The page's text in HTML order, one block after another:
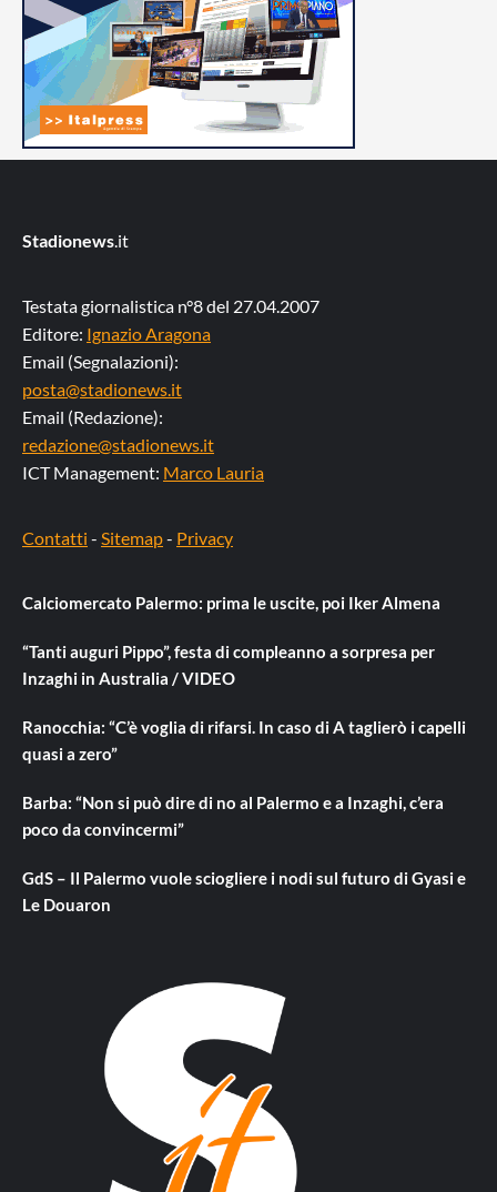
Stadionews .it
Testata giornalistica n°8 del 27.04.2007
Editore: Ignazio Aragona
Email (Segnalazioni):
posta@stadionews.it
Email (Redazione):
redazione@stadionews.it
ICT Management: Marco Lauria
Contatti - Sitemap- Privacy
Calciomercato Palermo: prima le uscite, poi Iker Almena
“Tanti auguri Pippo”, festa di compleanno a sorpresa per
Inzaghi in Australia / VIDEO
Ranocchia: “C’è voglia di rifarsi. In caso di A taglierò i capelli
quasi a zero”
Barba: “Non si può dire di no al Palermo e a Inzaghi, c’era
poco da convincermi”
GdS – Il Palermo vuole sciogliere i nodi sul futuro di Gyasi e
Le Douaron